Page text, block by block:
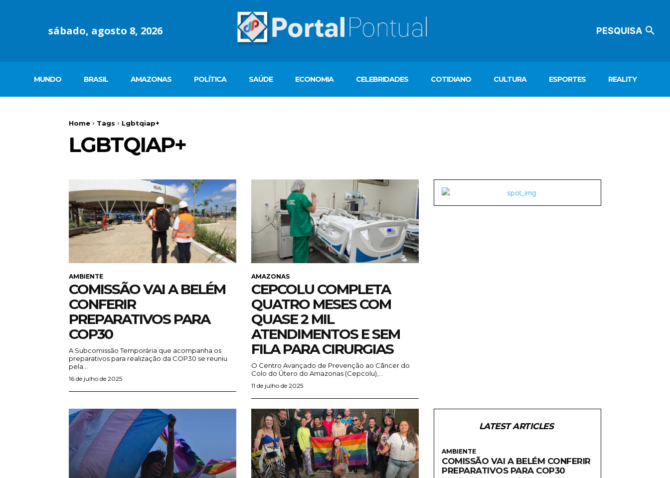
sábado, agosto 8, 2026 PESQUISA
MUNDO BRASIL AMAZONAS POLÍTICA SAÚDE ECONOMIA CELEBRIDADES COTIDIANO CULTURA ESPORTES REALITY
Home Tags Lgbtqiap+
LGBTQIAP+
AMBIENTE
COMISSÃO VAI A BELÉM
CONFERIR
PREPARATIVOS PARA
COP30
A Subcomissão Temporária que acompanha os
preparativos para realização da COP30 se reuniu
pela...
16 de julho de 2025
AMAZONAS
CEPCOLU COMPLETA
QUATRO MESES COM
QUASE 2 MIL
ATENDIMENTOS E SEM
FILA PARA CIRURGIAS
O Centro Avançado de Prevenção ao Câncer do
Colo do Útero do Amazonas (Cepcolu),...
11 de julho de 2025
LATEST ARTICLES
AMBIENTE
COMISSÃO VAI A BELÉM CONFERIR
PREPARATIVOS PARA COP30